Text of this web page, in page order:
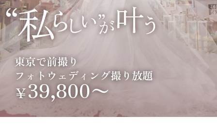
東京で前撮り
フォトウェディング撮り放題
￥39,800〜